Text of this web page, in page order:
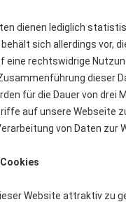
dienen lediglich
sich allerdings vor,
eine rechtswidrige
dieser
für die Dauer von drei
auf unsere Webseite
von Daten
Website attraktiv zu